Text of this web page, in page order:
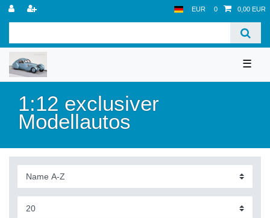
EUR 0 0,00 EUR
☰
1:12 exclusiver
Modellautos